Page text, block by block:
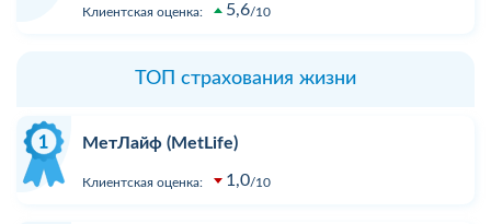
Клиентская оценка: 5,6 10
ТОП страхования жизни
МетЛайф (MetLife)
Клиентская оценка: 1,0 10